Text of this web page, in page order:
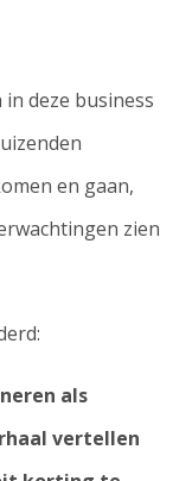
deze business
en gaan,
zien
als
vertellen